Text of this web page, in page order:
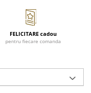
FELICITARE cadou
pentru fiecare comanda